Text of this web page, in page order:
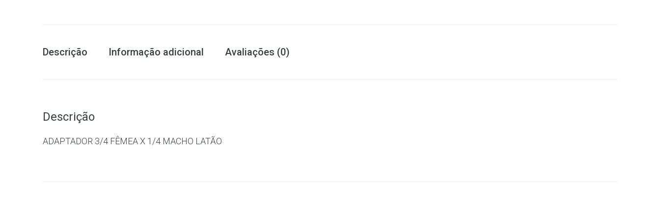
Descrição Informação adicional Avaliações (0)
Descrição
ADAPTADOR 3/4 FÊMEA X 1/4 MACHO LATÃO